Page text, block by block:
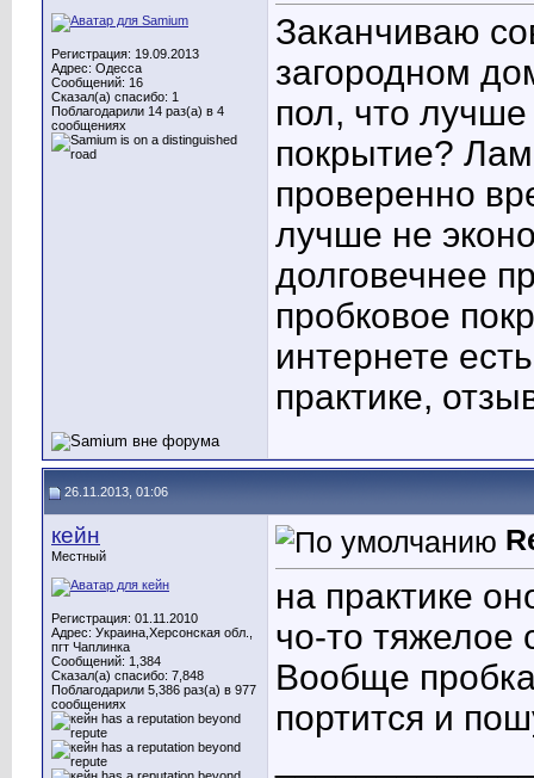
Регистрация: 19.09.2013
Адрес: Одесса
Сообщений: 16
Сказал(а) спасибо: 1
Поблагодарили 14 раз(а) в 4
сообщениях
Заканчиваю
загородном
пол, что
покрытие?
проверенно
лучше не
долговечнее
пробковое
интернете
практике,
26.11.2013, 01:06
кейн
Местный
Регистрация: 01.11.2010
Адрес: Украина,Херсонская обл.,
пгт Чаплинка
Сообщений: 1,384
Сказал(а) спасибо: 7,848
Поблагодарили 5,386 раз(а) в 977
сообщениях
на практике
чо-то тяжелое
Вообще
портится и